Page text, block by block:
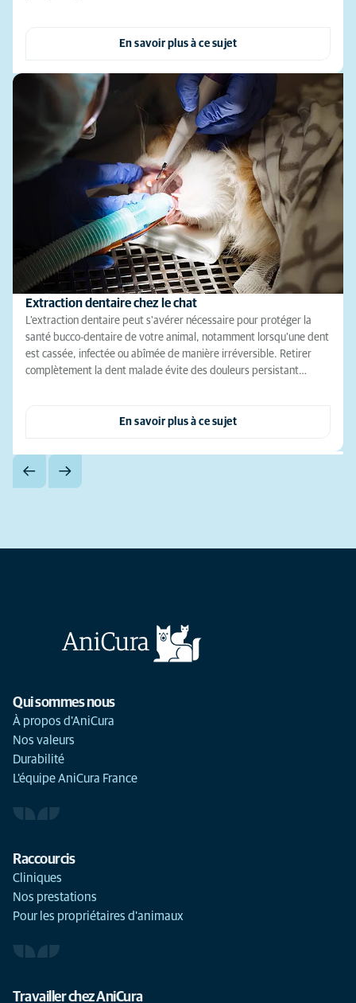
En savoir plus à ce sujet
Extraction dentaire chez le chat
L'extraction dentaire peut s'avérer nécessaire pour protéger la
santé bucco-dentaire de votre animal, notamment lorsqu’une dent
est cassée, infectée ou abîmée de manière irréversible. Retirer
complètement la dent malade évite des douleurs persistant…
En savoir plus à ce sujet
Qui sommes nous
À propos d'AniCura
Nos valeurs
Durabilité
L'équipe AniCura France
Raccourcis
Cliniques
Nos prestations
Pour les propriétaires d'animaux
Travailler chez AniCura